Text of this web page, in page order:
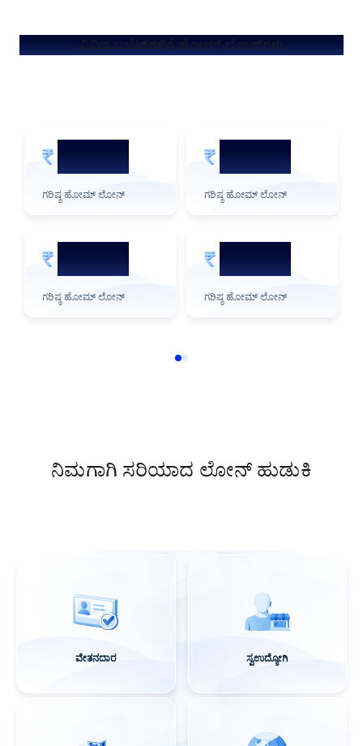
ವಿವಿಧ ಬಜೆಟ್‌ಗಳಿಗೆ ಹೋಮ್ ಲೋನ್‌ಗಳು
5 ಕೋಟಿ
ಗರಿಷ್ಠ ಹೋಮ್ ಲೋನ್
3 ಕೋಟಿ
ಗರಿಷ್ಠ ಹೋಮ್ ಲೋನ್
2 ಕೋಟಿ
ಗರಿಷ್ಠ ಹೋಮ್ ಲೋನ್
1 ಕೋಟಿ
ಗರಿಷ್ಠ ಹೋಮ್ ಲೋನ್
ನಿಮಗಾಗಿ ಸರಿಯಾದ ಲೋನ್ ಹುಡುಕಿ
ವೇತನದಾರ ಸ್ವಉದ್ಯೋಗಿ